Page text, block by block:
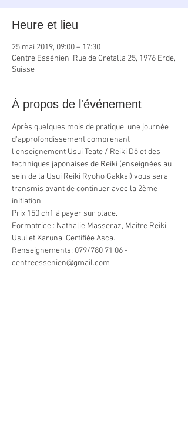
Heure et lieu
25 mai 2019, 09:00 – 17:30
Centre Essénien, Rue de Cretalla 25, 1976 Erde,
Suisse
À propos de l'événement
Après quelques mois de pratique, une journée
d'approfondissement comprenant
l’enseignement Usui Teate / Reiki Dô et des
techniques japonaises de Reiki (enseignées au
sein de la Usui Reiki Ryoho Gakkai) vous sera
transmis avant de continuer avec la 2ème
initiation.
Prix 150 chf, à payer sur place.
Formatrice : Nathalie Masseraz, Maitre Reiki
Usui et Karuna, Certifiée Asca.
Renseignements: 079/780 71 06 -
centreessenien@gmail.com